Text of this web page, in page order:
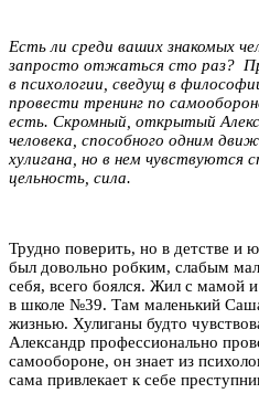
Есть ли среди ваших знакомых
запросто отжаться сто раз?
в психологии, сведущ в
провести тренинг по
есть. Скромный, открытый
человека, способного одним
хулигана, но в нем чувствуются
цельность, сила.
Трудно поверить, но в детстве и
был довольно робким, слабым
себя, всего боялся. Жил с мамой
в школе №39. Там маленький
жизнью. Хулиганы будто
Александр профессионально
самообороне, он знает из
сама привлекает к себе